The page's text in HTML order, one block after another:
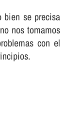
bien se precisa
nos tomamos
con el